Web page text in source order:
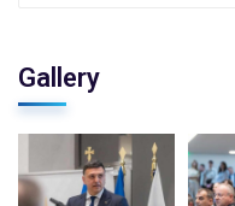
Gallery